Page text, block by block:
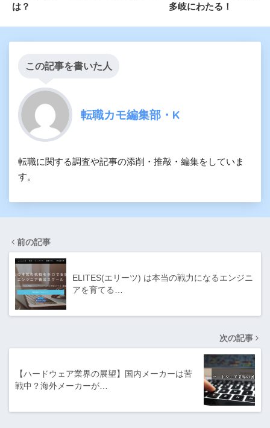
は？
多岐にわたる！
この記事を書いた人
転職カモ編集部・K
転職に関する調査や記事の添削・推敲・編集をしていま
す。
前の記事
ELITES(エリーツ) は本当の戦力になるエンジニ
アを育てる…
次の記事
【ハードウェア業界の展望】国内メーカーは苦
戦中？海外メーカーが…